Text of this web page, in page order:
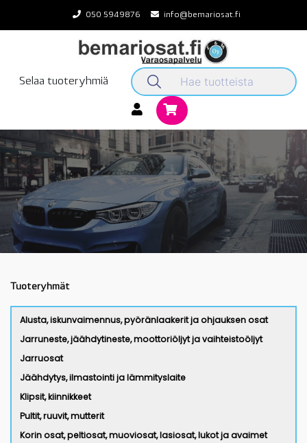
content
050 5949876 info@bemariosat.fi
Selaa tuoteryhmiä
Tuoteryhmät
Alusta, iskunvaimennus, pyöränlaakerit ja ohjauksen osat
Jarruneste, jäähdytineste, moottoriöljyt ja vaihteistoöljyt
Jarruosat
Jäähdytys, ilmastointi ja lämmityslaite
Klipsit, kiinnikkeet
Pultit, ruuvit, mutterit
Korin osat, peltiosat, muoviosat, lasiosat, lukot ja avaimet